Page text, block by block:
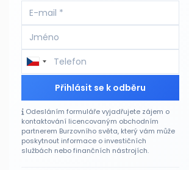
Přihlásit se k odběru
Odesláním formuláře vyjadřujete zájem o
kontaktování licencovaným obchodním
partnerem Burzovního světa, který vám může
poskytnout informace o investičních
službách nebo finančních nástrojích.